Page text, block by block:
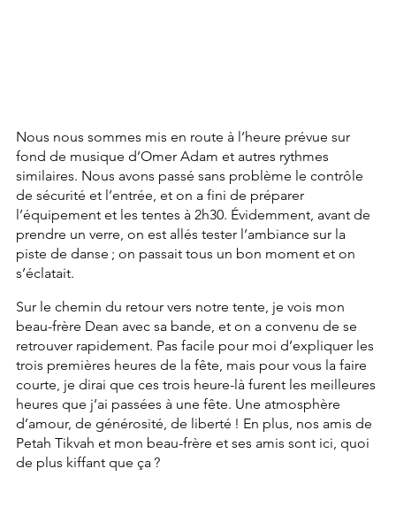
Nous nous sommes mis en route à l’heure prévue sur
fond de musique d’Omer Adam et autres rythmes
similaires. Nous avons passé sans problème le contrôle
de sécurité et l’entrée, et on a fini de préparer
l’équipement et les tentes à 2h30. Évidemment, avant de
prendre un verre, on est allés tester l’ambiance sur la
piste de danse ; on passait tous un bon moment et on
s’éclatait.
Sur le chemin du retour vers notre tente, je vois mon
beau-frère Dean avec sa bande, et on a convenu de se
retrouver rapidement. Pas facile pour moi d’expliquer les
trois premières heures de la fête, mais pour vous la faire
courte, je dirai que ces trois heure-là furent les meilleures
heures que j’ai passées à une fête. Une atmosphère
d’amour, de générosité, de liberté ! En plus, nos amis de
Petah Tikvah et mon beau-frère et ses amis sont ici, quoi
de plus kiffant que ça ?